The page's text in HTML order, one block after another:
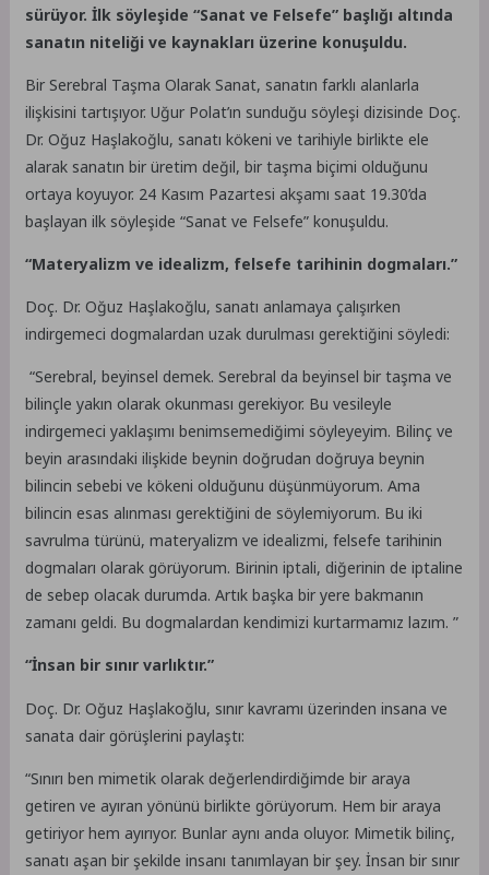
sürüyor. İlk söyleşide “Sanat ve Felsefe” başlığı altında
sanatın niteliği ve kaynakları üzerine konuşuldu.
Bir Serebral Taşma Olarak Sanat, sanatın farklı alanlarla
ilişkisini tartışıyor. Uğur Polat’ın sunduğu söyleşi dizisinde Doç.
Dr. Oğuz Haşlakoğlu, sanatı kökeni ve tarihiyle birlikte ele
alarak sanatın bir üretim değil, bir taşma biçimi olduğunu
ortaya koyuyor. 24 Kasım Pazartesi akşamı saat 19.30’da
başlayan ilk söyleşide “Sanat ve Felsefe” konuşuldu.
“Materyalizm ve idealizm, felsefe tarihinin dogmaları.”
Doç. Dr. Oğuz Haşlakoğlu, sanatı anlamaya çalışırken
indirgemeci dogmalardan uzak durulması gerektiğini söyledi:
“Serebral, beyinsel demek. Serebral da beyinsel bir taşma ve
bilinçle yakın olarak okunması gerekiyor. Bu vesileyle
indirgemeci yaklaşımı benimsemediğimi söyleyeyim. Bilinç ve
beyin arasındaki ilişkide beynin doğrudan doğruya beynin
bilincin sebebi ve kökeni olduğunu düşünmüyorum. Ama
bilincin esas alınması gerektiğini de söylemiyorum. Bu iki
savrulma türünü, materyalizm ve idealizmi, felsefe tarihinin
dogmaları olarak görüyorum. Birinin iptali, diğerinin de iptaline
de sebep olacak durumda. Artık başka bir yere bakmanın
zamanı geldi. Bu dogmalardan kendimizi kurtarmamız lazım. ”
“İnsan bir sınır varlıktır.”
Doç. Dr. Oğuz Haşlakoğlu, sınır kavramı üzerinden insana ve
sanata dair görüşlerini paylaştı:
“Sınırı ben mimetik olarak değerlendirdiğimde bir araya
getiren ve ayıran yönünü birlikte görüyorum. Hem bir araya
getiriyor hem ayırıyor. Bunlar aynı anda oluyor. Mimetik bilinç,
sanatı aşan bir şekilde insanı tanımlayan bir şey. İnsan bir sınır